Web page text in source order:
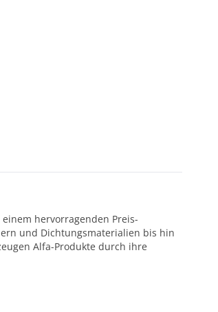
hervorragenden Preis-
und Dichtungsmaterialien bis hin
Alfa-Produkte durch ihre